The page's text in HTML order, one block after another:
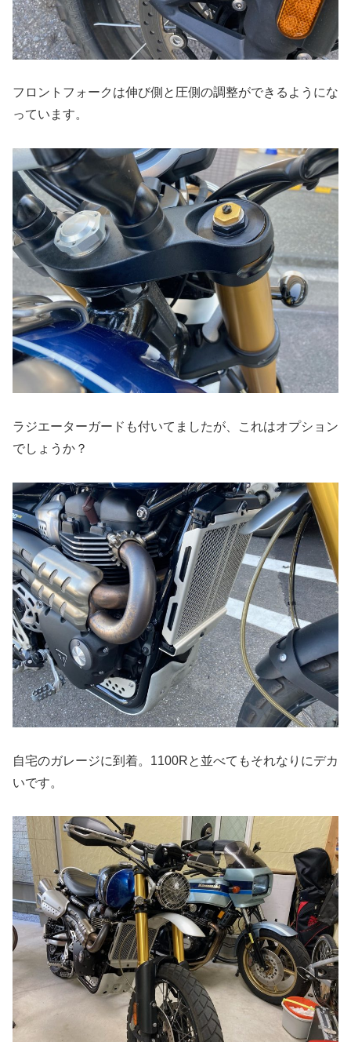
フロントフォークは伸び側と圧側の調整ができるようにな
っています。
ラジエーターガードも付いてましたが、これはオプション
でしょうか？
自宅のガレージに到着。1100Rと並べてもそれなりにデカ
いです。